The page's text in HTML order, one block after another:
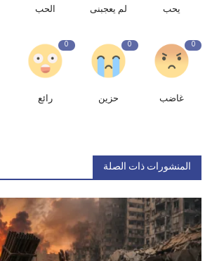
يحب لم يعجبنى الحب
0
غاضب
0
حزين
0
رائع
المنشورات ذات الصلة